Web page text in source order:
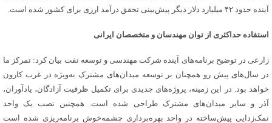
آینده حدود ۴۲ میلیارد دلار دیگر پیش‌بینی تحقق درآمد ارزی برای کشور شده است.
استفاده حداکثری از توان مهندسان و متخصصان ایرانی
زارعی در توضیح برنامه‌های آینده شرکت مهندسی و توسعه نفت بیان کرد: تمرکز ما
در سال‌های پیش‌ رو همچنان بر توسعه میدان‌های مشترک به‌ویژه در غرب کارون
خواهد بود. در این زمینه، پروژه‌های جدیدی برای تکمیل ظرفیت آزادگان، یادآوران،
آذر و سایر میدان‌های مشترک طراحی شده است. همچنین نصب یک واحد
نمک‌زدایی پیش‌ساخته در واحد بهره‌برداری چشمه‌خوش برنامه‌ریزی شده است